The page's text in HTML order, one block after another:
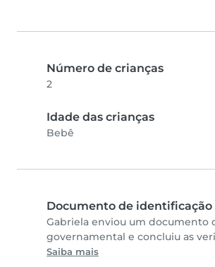
Número de crianças
2
Idade das crianças
Bebê
Documento de identificação
Gabriela enviou um documento
governamental e concluiu as
Saiba mais